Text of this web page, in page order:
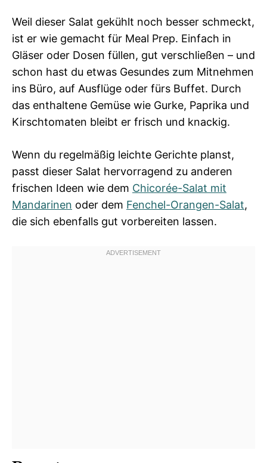
Weil dieser Salat gekühlt noch besser schmeckt,
ist er wie gemacht für Meal Prep. Einfach in
Gläser oder Dosen füllen, gut verschließen – und
schon hast du etwas Gesundes zum Mitnehmen
ins Büro, auf Ausflüge oder fürs Buffet. Durch
das enthaltene Gemüse wie Gurke, Paprika und
Kirschtomaten bleibt er frisch und knackig.
Wenn du regelmäßig leichte Gerichte planst,
passt dieser Salat hervorragend zu anderen
frischen Ideen wie dem Chicorée-Salat mit
Mandarinen oder dem Fenchel-Orangen-Salat,
die sich ebenfalls gut vorbereiten lassen.